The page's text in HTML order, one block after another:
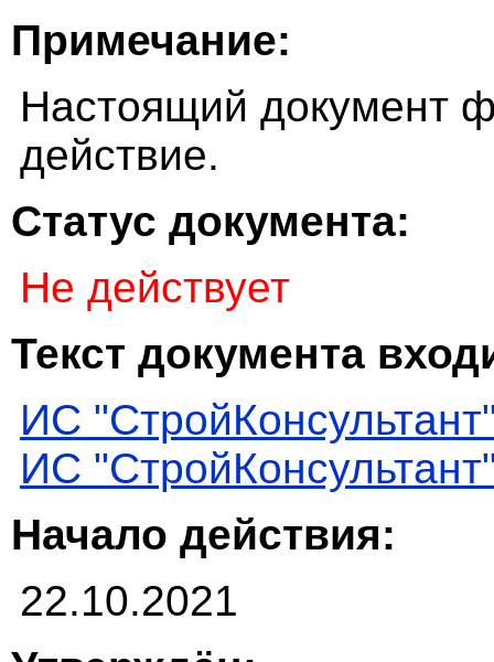
Примечание:
Настоящий документ
действие.
Статус документа:
Не действует
Текст документа
ИС
ИС
Начало действия:
22.10.2021